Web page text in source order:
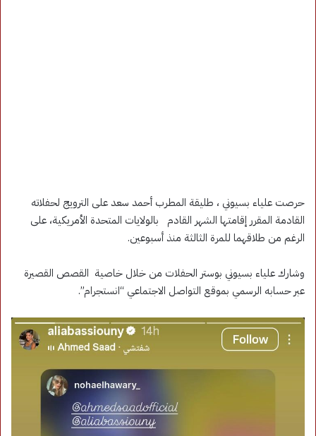
حرصت علياء بسيوني ، طليقة المطرب أحمد سعد على الترويج لحفلاته
القادمة المقرر إقامتها الشهر القادم بالولايات المتحدة الأمريكية، على
الرغم من طلاقهما للمرة الثالثة منذ أسبوعين.
وشارك علياء بسيوني بوستر الحفلات من خلال خاصية القصص القصيرة
عبر حسابه الرسمي بموقع التواصل الاجتماعي “انستجرام”.